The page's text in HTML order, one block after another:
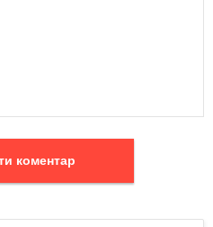
Залишити коментар